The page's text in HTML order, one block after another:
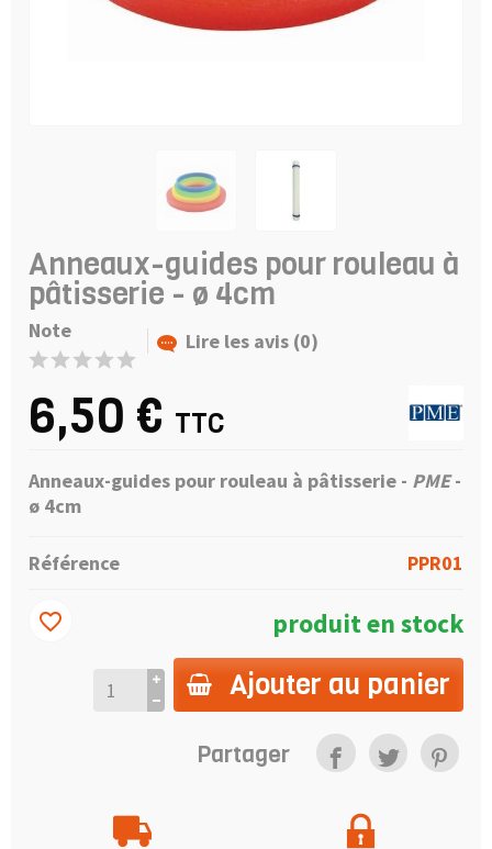
Anneaux-guides pour rouleau à
pâtisserie - ø 4cm
Note Lire les avis (0)
6,50 € TTC
Anneaux-guides pour rouleau à pâtisserie - PME-
ø 4cm
Référence PPR01
produit en stock
Ajouter au panier
favorite_border
Partager